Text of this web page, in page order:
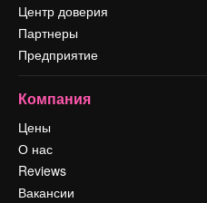
Центр доверия
Партнеры
Предприятие
Компания
Цены
О нас
Reviews
Вакансии